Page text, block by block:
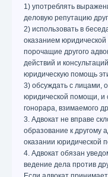
1) употреблять
деловую репутацию
2) использовать в
оказанием
порочащие другого
действий и
юридическую помощь
3) обсуждать с лицами,
юридической помощи, и
гонорара, взимаемого
3. Адвокат не вправе
образование к другому
оказании юридической
4. Адвокат обязан
ведение дела против